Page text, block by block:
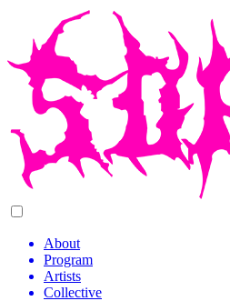
About
Program
Artists
Collective